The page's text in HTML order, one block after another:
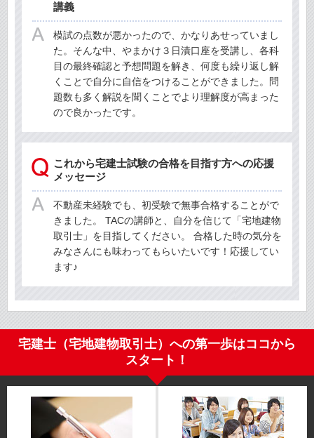
講義
模試の点数が悪かったので、かなりあせっていまし
た。そんな中、やまかけ３日漬口座を受講し、各科
目の最終確認と予想問題を解き、何度も繰り返し解
くことで自分に自信をつけることができました。問
題数も多く解説を聞くことでより理解度が高まった
ので良かったです。
これから宅建士試験の合格を目指す方への応援
メッセージ
不動産未経験でも、初受験で無事合格することがで
きました。 TACの講師と、自分を信じて「宅地建物
取引士」を目指してください。 合格した時の気分を
みなさんにも味わってもらいたいです！応援してい
ます♪
宅建士（宅地建物取引士）への第一歩はココから
スタート！